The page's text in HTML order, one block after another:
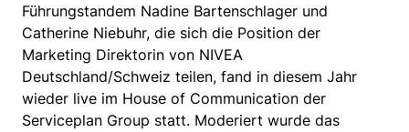
Führungstandem Nadine Bartenschlager und
Catherine Niebuhr, die sich die Position der
Marketing Direktorin von NIVEA
Deutschland/Schweiz teilen, fand in diesem Jahr
wieder live im House of Communication der
Serviceplan Group statt. Moderiert wurde das